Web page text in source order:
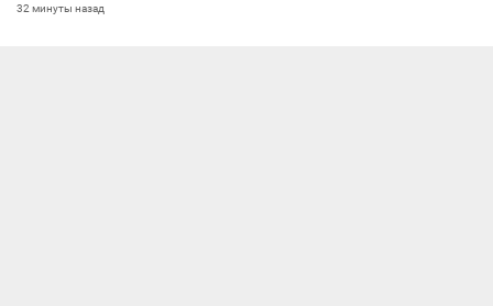
32 минуты назад